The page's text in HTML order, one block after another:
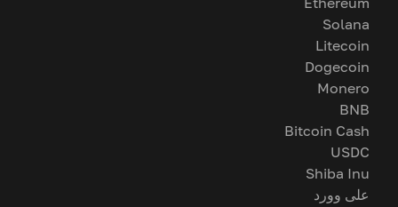
Solana
Litecoin
Dogecoin
Monero
BNB
Bitcoin Cash
USDC
Shiba Inu
على وورد